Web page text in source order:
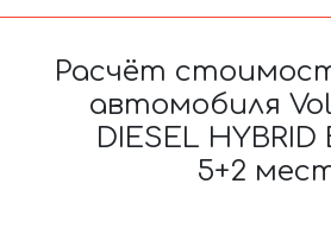
Расчёт
автомобиля
DIESEL HYBRID
5+2